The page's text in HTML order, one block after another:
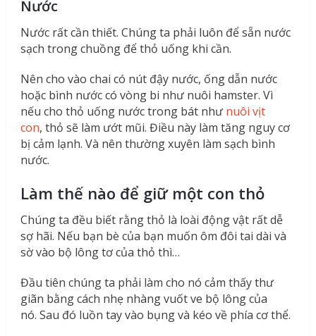
Nước
Nước rất cần thiết. Chúng ta phải luôn để sẵn nước
sạch trong chuồng để thỏ uống khi cần.
Nên cho vào chai có nút đậy nước, ống dẫn nước
hoặc bình nước có vòng bi như nuôi hamster. Vì
nếu cho thỏ uống nước trong bát như nuôi vịt
con, thỏ sẽ làm ướt mũi. Điều này làm tăng nguy cơ
bị cảm lạnh. Và nên thường xuyên làm sạch bình
nước.
Làm thế nào để giữ một con thỏ
Chúng ta đều biết rằng thỏ là loài động vật rất dễ
sợ hãi. Nếu bạn bè của bạn muốn ôm đôi tai dài và
sờ vào bộ lông tơ của thỏ thì…
Đầu tiên chúng ta phải làm cho nó cảm thấy thư
giãn bằng cách nhẹ nhàng vuốt ve bộ lông của
nó. Sau đó luồn tay vào bụng và kéo về phía cơ thể.